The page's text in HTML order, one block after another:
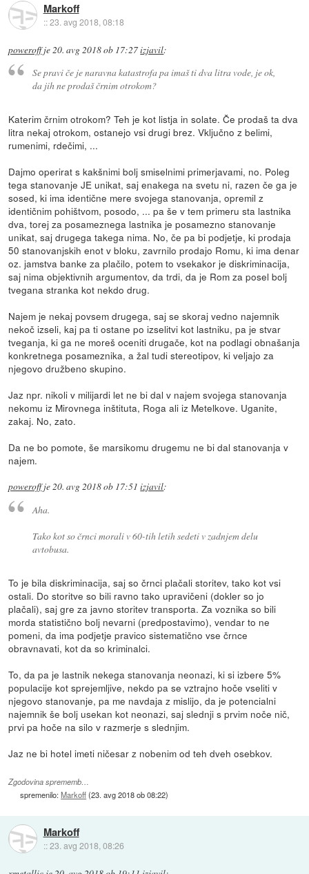
Markoff
::23. avg 2018, 08:18
poweroffje20. avg 2018 ob 17:27izjavil:
Se pravi če je naravna katastrofa pa imaš ti dva litra vode, je ok,
da jih ne prodaš črnim otrokom?
Katerim črnim otrokom? Teh je kot listja in solate. Če prodaš ta dva
litra nekaj otrokom, ostanejo vsi drugi brez. Vključno z belimi,
rumenimi, rdečimi, ...
Dajmo operirat s kakšnimi bolj smiselnimi primerjavami, no. Poleg
tega stanovanje JE unikat, saj enakega na svetu ni, razen če ga je
sosed, ki ima identične mere svojega stanovanja, opremil z
identičnim pohištvom, posodo, ... pa še v tem primeru sta lastnika
dva, torej za posameznega lastnika je posamezno stanovanje
unikat, saj drugega takega nima. No, če pa bi podjetje, ki prodaja
50 stanovanjskih enot v bloku, zavrnilo prodajo Romu, ki ima denar
oz. jamstva banke za plačilo, potem to vsekakor je diskriminacija,
saj nima objektivnih argumentov, da trdi, da je Rom za posel bolj
tvegana stranka kot nekdo drug.
Najem je nekaj povsem drugega, saj se skoraj vedno najemnik
nekoč izseli, kaj pa ti ostane po izselitvi kot lastniku, pa je stvar
tveganja, ki ga ne moreš oceniti drugače, kot na podlagi obnašanja
konkretnega posameznika, a žal tudi stereotipov, ki veljajo za
njegovo družbeno skupino.
Jaz npr. nikoli v milijardi let ne bi dal v najem svojega stanovanja
nekomu iz Mirovnega inštituta, Roga ali iz Metelkove. Uganite,
zakaj. No, zato.
Da ne bo pomote, še marsikomu drugemu ne bi dal stanovanja v
najem.
poweroffje20. avg 2018 ob 17:51 izjavil:
Aha.
Tako kot so črnci morali v 60-tih letih sedeti v zadnjem delu
avtobusa.
To je bila diskriminacija, saj so črnci plačali storitev, tako kot vsi
ostali. Do storitve so bili ravno tako upravičeni (dokler so jo
plačali), saj gre za javno storitev transporta. Za voznika so bili
morda statistično bolj nevarni (predpostavimo), vendar to ne
pomeni, da ima podjetje pravico sistematično vse črnce
obravnavati, kot da so kriminalci.
To, da pa je lastnik nekega stanovanja neonazi, ki si izbere 5%
populacije kot sprejemljive, nekdo pa se vztrajno hoče vseliti v
njegovo stanovanje, pa me navdaja z mislijo, da je potencialni
najemnik še bolj usekan kot neonazi, saj slednji s prvim noče nič,
prvi pa hoče na silo v razmerje s slednjim.
Jaz ne bi hotel imeti ničesar z nobenim od teh dveh osebkov.
Zgodovina sprememb…
spremenilo:Markoff(23. avg 2018 ob 08:22)
Markoff
::23. avg 2018, 08:26